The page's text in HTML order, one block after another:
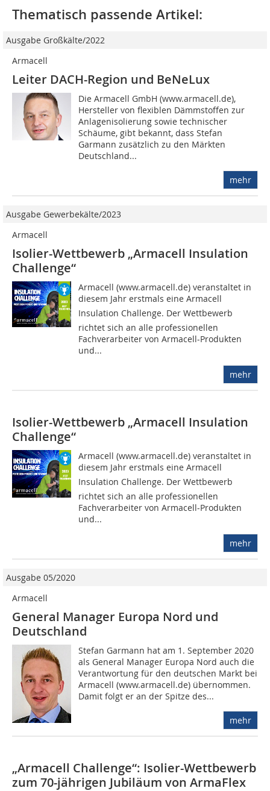
Thematisch passende Artikel:
Ausgabe Großkälte/2022
Armacell
Leiter DACH-Region und BeNeLux
Die Armacell GmbH (www.armacell.de),
Hersteller von flexiblen Dämmstoffen zur
Anlagenisolierung sowie technischer
Schäume, gibt bekannt, dass Stefan
Garmann zusätzlich zu den Märkten
Deutschland...
mehr
Ausgabe Gewerbekälte/2023
Armacell
Isolier-Wettbewerb „Armacell Insulation
Challenge“
Armacell (www.armacell.de) veranstaltet in
diesem Jahr erstmals eine Armacell
Insulation Challenge. Der Wettbewerb
richtet sich an alle professionellen
Fachverarbeiter von Armacell-Produkten
und...
mehr
Isolier-Wettbewerb „Armacell Insulation
Challenge“
Armacell (www.armacell.de) veranstaltet in
diesem Jahr erstmals eine Armacell
Insulation Challenge. Der Wettbewerb
richtet sich an alle professionellen
Fachverarbeiter von Armacell-Produkten
und...
mehr
Ausgabe 05/2020
Armacell
General Manager Europa Nord und
Deutschland
Stefan Garmann hat am 1. September 2020
als General Manager Europa Nord auch die
Verantwortung für den deutschen Markt bei
Armacell (www.armacell.de) übernommen.
Damit folgt er an der Spitze des...
mehr
„Armacell Challenge“: Isolier-Wettbewerb
zum 70-jährigen Jubiläum von ArmaFlex